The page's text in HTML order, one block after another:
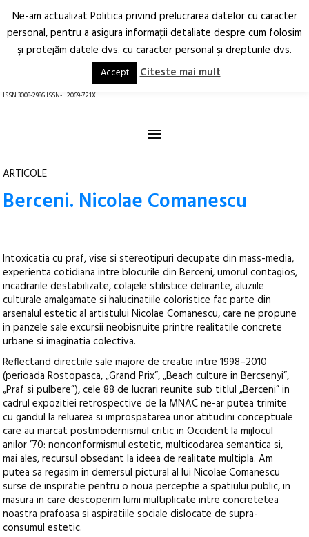
Arhitectură.
Oraș.
RO EN
ISSN 3008-2986 ISSN-L 2069-721X
≡
ARTICOLE
Berceni. Nicolae Comanescu
Intoxicatia cu praf, vise si stereotipuri decupate din mass-media,
experienta cotidiana intre blocurile din Berceni, umorul contagios,
incadrarile destabilizate, colajele stilistice delirante, aluziile
culturale amalgamate si halucinatiile coloristice fac parte din
arsenalul estetic al artistului Nicolae Comanescu, care ne propune
in panzele sale excursii neobisnuite printre realitatile concrete
urbane si imaginatia colectiva.
Reflectand directiile sale majore de creatie intre 1998–2010
(perioada Rostopasca, „Grand Prix”, „Beach culture in Bercsenyi”,
„Praf si pulbere”), cele 88 de lucrari reunite sub titlul „Berceni” in
cadrul expozitiei retrospective de la MNAC ne-ar putea trimite
cu gandul la reluarea si improspatarea unor atitudini conceptuale
care au marcat postmodernismul critic in Occident la mijlocul
anilor ’70: nonconformismul estetic, multicodarea semantica si,
mai ales, recursul obsedant la ideea de realitate multipla. Am
putea sa regasim in demersul pictural al lui Nicolae Comanescu
surse de inspiratie pentru o noua perceptie a spatiului public, in
masura in care descoperim lumi multiplicate intre concretetea
noastra prafoasa si aspiratiile sociale dislocate de supra-
consumul estetic.
Ne-am actualizat Politica privind prelucrarea datelor cu caracter
personal, pentru a asigura informaţii detaliate despre cum folosim
şi protejăm datele dvs. cu caracter personal şi drepturile dvs.
Accept Citeste mai mult